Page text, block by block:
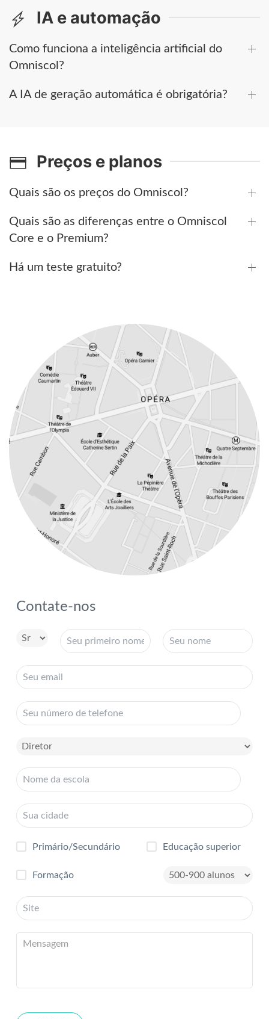
IA e automação
Como funciona a inteligência artificial do
Omniscol?
A IA de geração automática é obrigatória?
Preços e planos
Quais são os preços do Omniscol?
Quais são as diferenças entre o Omniscol
Core e o Premium?
Há um teste gratuito?
Contate-nos
Primário/Secundário Educação superior
Formação